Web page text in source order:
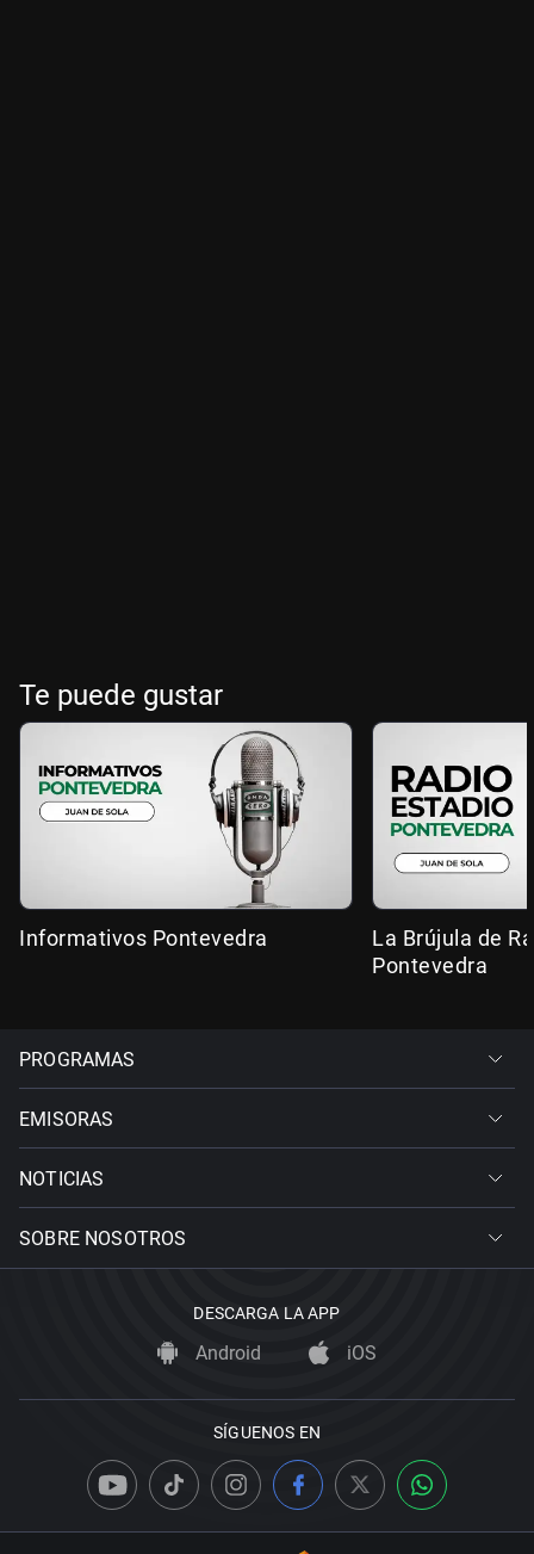
Te puede gustar
Informativos Pontevedra
La Brújula de
Pontevedra
PROGRAMAS
EMISORAS
NOTICIAS
SOBRE NOSOTROS
DESCARGA LA APP
Android iOS
SÍGUENOS EN